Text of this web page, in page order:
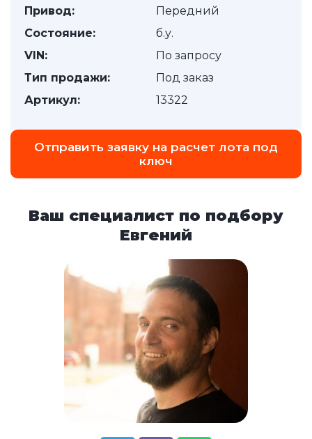
Привод:
Передний
Состояние:
б.у.
VIN:
По запросу
Тип продажи:
Под заказ
Артикул:
13322
Отправить заявку на расчет лота под
ключ
Ваш специалист по подбору
Евгений